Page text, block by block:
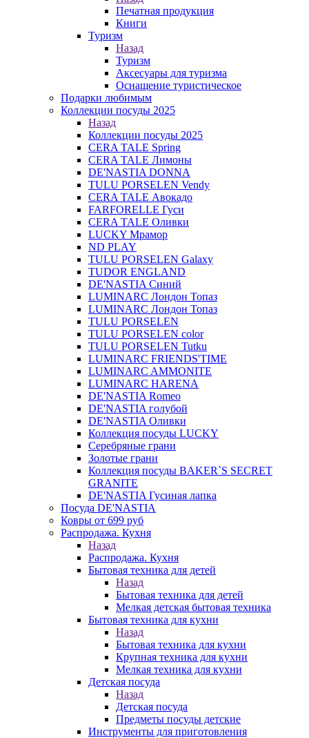
Печатная продукция
Книги
Туризм
Назад
Туризм
Аксесуары для туризма
Оснащение туристическое
Подарки любимым
Коллекции посуды 2025
Назад
Коллекции посуды 2025
CERA TALE Spring
CERA TALE Лимоны
DE'NASTIA DONNA
TULU PORSELEN Vendy
CERA TALE Авокадо
FARFORELLE Гуси
CERA TALE Оливки
LUCKY Мрамор
ND PLAY
TULU PORSELEN Galaxy
TUDOR ENGLAND
DE'NASTIA Синий
LUMINARC Лондон Топаз
LUMINARC Лондон Топаз
TULU PORSELEN
TULU PORSELEN color
TULU PORSELEN Tutku
LUMINARC FRIENDS'TIME
LUMINARC AMMONITE
LUMINARC HARENA
DE'NASTIA Romeo
DE'NASTIA голубой
DE'NASTIA Оливки
Коллекция посуды LUCKY
Серебряные грани
Золотые грани
Коллекция посуды BAKER`S SECRET
GRANITE
DE'NASTIA Гусиная лапка
Посуда DE'NASTIA
Ковры от 699 руб
Распродажа. Кухня
Назад
Распродажа. Кухня
Бытовая техника для детей
Назад
Бытовая техника для детей
Мелкая детская бытовая техника
Бытовая техника для кухни
Назад
Бытовая техника для кухни
Крупная техника для кухни
Мелкая техника для кухни
Детская посуда
Назад
Детская посуда
Предметы посуды детские
Инструменты для приготовления